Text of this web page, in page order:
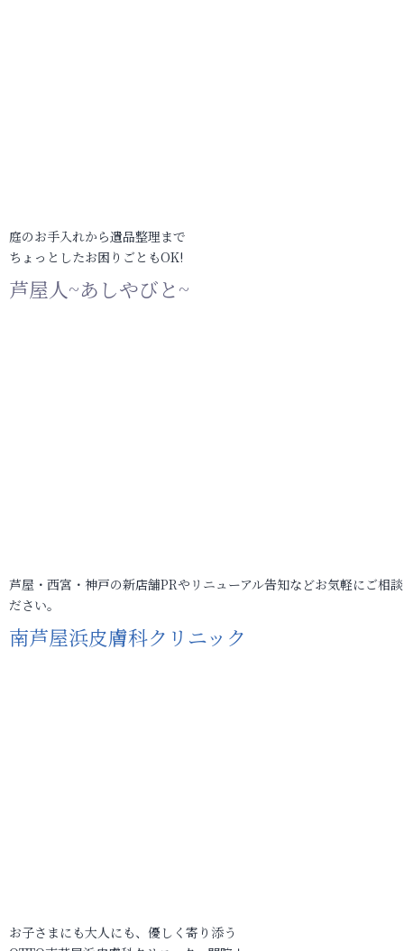
庭のお手入れから遺品整理まで
ちょっとしたお困りごともOK!
芦屋人~あしやびと~
芦屋・西宮・神戸の新店舗PRやリニューアル告知などお気軽にご相
ださい。
南芦屋浜皮膚科クリニック
お子さまにも大人にも、優しく寄り添う